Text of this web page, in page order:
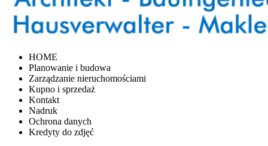
HOME
Planowanie i budowa
Zarządzanie nieruchomościami
Kupno i sprzedaż
Kontakt
Nadruk
Ochrona danych
Kredyty do zdjęć